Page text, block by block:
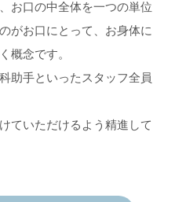
お口の中全体を一つの単位
がお口にとって、お身体に
概念です。
助手といったスタッフ全員
ていただけるよう精進して